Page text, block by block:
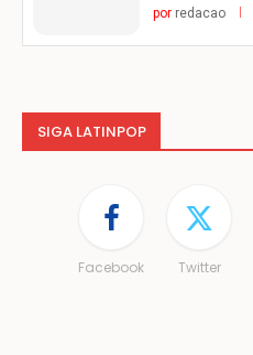
por redacao
SIGA LATINPOP
Facebook Twitter